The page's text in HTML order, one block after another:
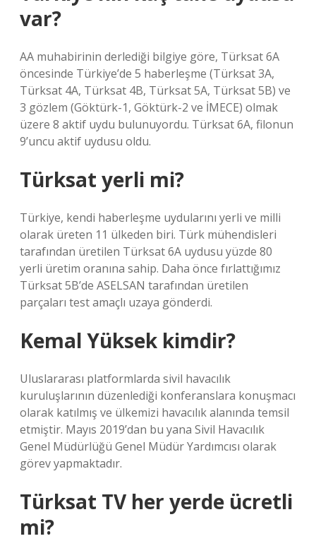
var?
AA muhabirinin derlediği bilgiye göre, Türksat 6A
öncesinde Türkiye’de 5 haberleşme (Türksat 3A,
Türksat 4A, Türksat 4B, Türksat 5A, Türksat 5B) ve
3 gözlem (Göktürk-1, Göktürk-2 ve İMECE) olmak
üzere 8 aktif uydu bulunuyordu. Türksat 6A, filonun
9’uncu aktif uydusu oldu.
Türksat yerli mi?
Türkiye, kendi haberleşme uydularını yerli ve milli
olarak üreten 11 ülkeden biri. Türk mühendisleri
tarafından üretilen Türksat 6A uydusu yüzde 80
yerli üretim oranına sahip. Daha önce fırlattığımız
Türksat 5B’de ASELSAN tarafından üretilen
parçaları test amaçlı uzaya gönderdi.
Kemal Yüksek kimdir?
Uluslararası platformlarda sivil havacılık
kuruluşlarının düzenlediği konferanslara konuşmacı
olarak katılmış ve ülkemizi havacılık alanında temsil
etmiştir. Mayıs 2019’dan bu yana Sivil Havacılık
Genel Müdürlüğü Genel Müdür Yardımcısı olarak
görev yapmaktadır.
Türksat TV her yerde ücretli
mi?